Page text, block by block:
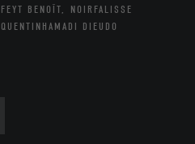
FEYT BENOÎT, NOIRFALISSE
QUENTINHAMADI DIEUDO